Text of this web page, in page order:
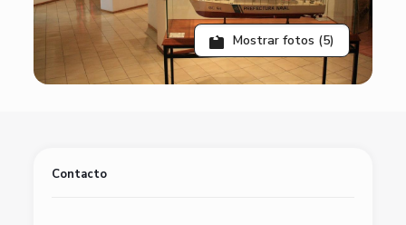
Mostrar fotos (5)
Contacto